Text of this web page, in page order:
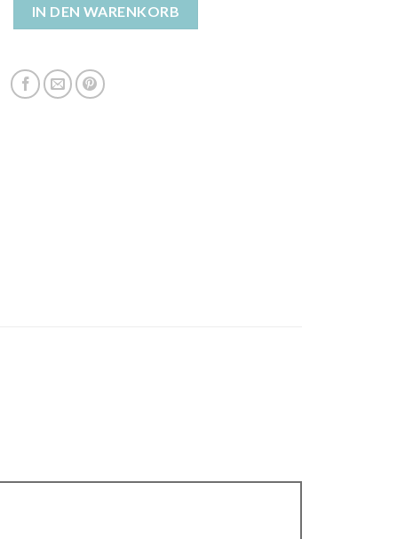
IN DEN WARENKORB